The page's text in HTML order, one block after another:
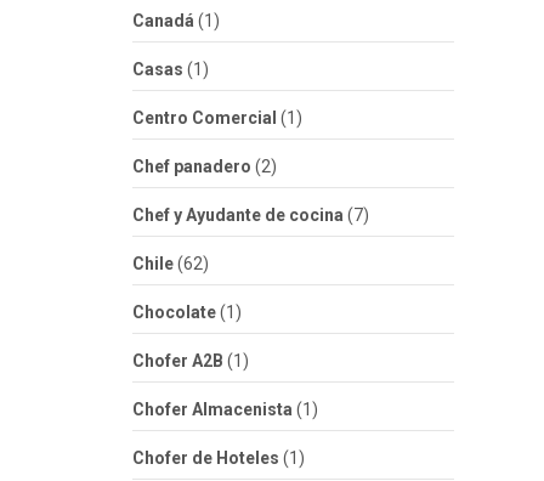
Canadá (1)
Casas (1)
Centro Comercial (1)
Chef panadero (2)
Chef y Ayudante de cocina (7)
Chile(62)
Chocolate(1)
Chofer A2B (1)
Chofer Almacenista (1)
Chofer de Hoteles (1)